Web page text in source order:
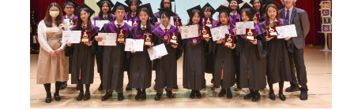
培
育
『未
來